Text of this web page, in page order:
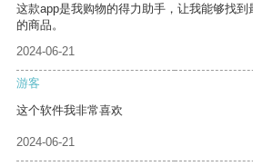
这款app是我购物的得力助手，让我能够找
的商品。
2024-06-21
游客
这个软件我非常喜欢
2024-06-21